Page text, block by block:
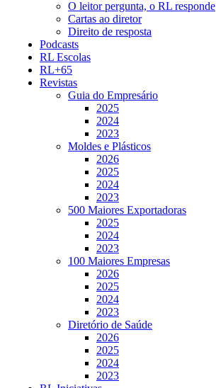
O leitor pergunta, o RL responde
Cartas ao diretor
Direito de resposta
Podcasts
RL Escolas
RL+65
Revistas
Guia do Empresário
2025
2024
2023
Moldes e Plásticos
2026
2025
2024
2023
500 Maiores Exportadoras
2025
2024
2023
100 Maiores Empresas
2026
2025
2024
2023
Diretório de Saúde
2026
2025
2024
2023